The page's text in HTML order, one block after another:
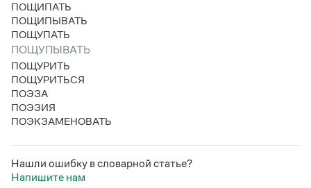
Словари
Научпоп
Учебники и справочники
Все книги
ПОЩИПАТЬ
ПОЩИПЫВАТЬ
ПОЩУПАТЬ
ПОЩУПЫВАТЬ
ПОЩУРИТЬ
ПОЩУРИТЬСЯ
ПОЭЗА
ПОЭЗИЯ
ПОЭКЗАМЕНОВАТЬ
Нашли ошибку в словарной статье?
Напишите нам